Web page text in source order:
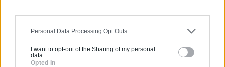
Personal Data Processing Opt Outs
I want to opt-out of the Sharing of my personal
data.
Opted In
Pas d'avis pour ce pro.